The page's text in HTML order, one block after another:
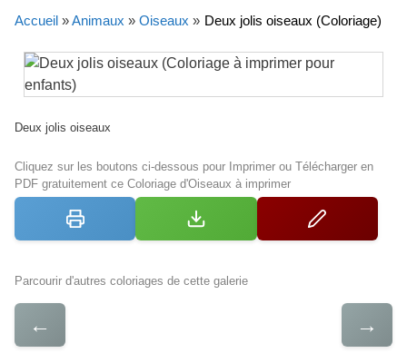
Accueil »Animaux » Oiseaux » Deux jolis oiseaux (Coloriage)
Deux jolis oiseaux
Cliquez sur les boutons ci-dessous pour Imprimer ou Télécharger en
PDF gratuitement ce Coloriage d'Oiseaux à imprimer
Parcourir d'autres coloriages de cette galerie
← →